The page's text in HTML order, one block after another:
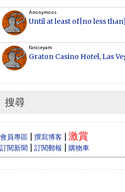
Anonymous
Until at least of|no less
fancieyam
Graton Casino Hotel, Las
Anonymous
dram...
Anonymous
搜尋
會員專區 撰寫博客 激賞
訂閱新聞 訂閱郵報 購物車